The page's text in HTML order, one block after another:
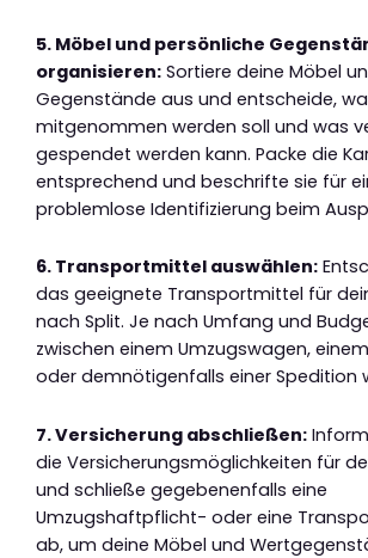
5. Möbel und persönliche
organisieren: Sortiere deine Möbel
Gegenstände aus und entscheide,
mitgenommen werden soll und was
gespendet werden kann. Packe die
entsprechend und beschrifte sie für
problemlose Identifizierung beim
6. Transportmittel auswählen:
das geeignete Transportmittel für
nach Split. Je nach Umfang und
zwischen einem Umzugswagen,
oder demnötigenfalls einer Spedition
7. Versicherung abschließen:
die Versicherungsmöglichkeiten für
und schließe gegebenenfalls eine
Umzugshaftpflicht- oder eine
ab, um deine Möbel und